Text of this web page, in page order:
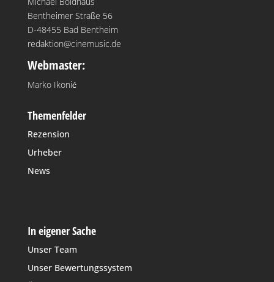
Bentheimer Straße 56
D-48455 Bad Bentheim
redaktion@cinemusic.de
Webmaster:
Marko Ikonić
Themenfelder
Rezension
Urheber
News
In eigener Sache
Unser Team
Unser Bewertungssystem